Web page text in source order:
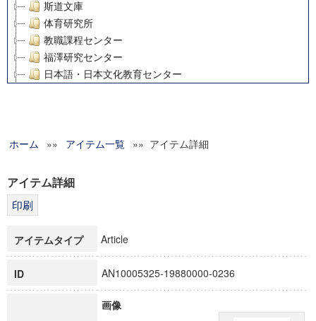
斯道文庫
体育研究所
教職課程センター
福澤研究センター
日本語・日本文化教育センター
グローバルリサーチインスティテュート
科学研究費補助金研究成果報告書
博士課程教育リーディングプログラム「超成熟社会発展のサ
ホーム »» アイテム一覧 »» アイテム詳細
アイテム詳細
アイテムタイプ Article
ID AN10005325-19880000-0236
画像